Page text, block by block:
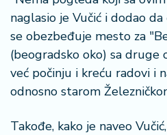
naglasio je Vučić i dodao
se obezbeđuje mesto za
(beogradsko oko) sa druge
već počinju i kreću radovi i
odnosno starom
Takođe, kako je naveo